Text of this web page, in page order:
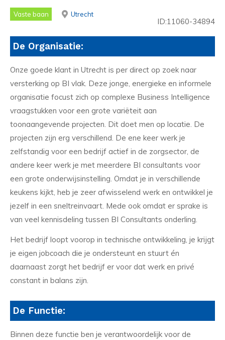
Vaste baan Utrecht
ID:11060-34894
De Organisatie:
Onze goede klant in Utrecht is per direct op zoek naar
versterking op BI vlak. Deze jonge, energieke en informele
organisatie focust zich op complexe Business Intelligence
vraagstukken voor een grote variëteit aan
toonaangevende projecten. Dit doet men op locatie. De
projecten zijn erg verschillend. De ene keer werk je
zelfstandig voor een bedrijf actief in de zorgsector, de
andere keer werk je met meerdere BI consultants voor
een grote onderwijsinstelling. Omdat je in verschillende
keukens kijkt, heb je zeer afwisselend werk en ontwikkel je
jezelf in een sneltreinvaart. Mede ook omdat er sprake is
van veel kennisdeling tussen BI Consultants onderling.
Het bedrijf loopt voorop in technische ontwikkeling, je krijgt
je eigen jobcoach die je ondersteunt en stuurt én
daarnaast zorgt het bedrijf er voor dat werk en privé
constant in balans zijn.
De Functie:
Binnen deze functie ben je verantwoordelijk voor de